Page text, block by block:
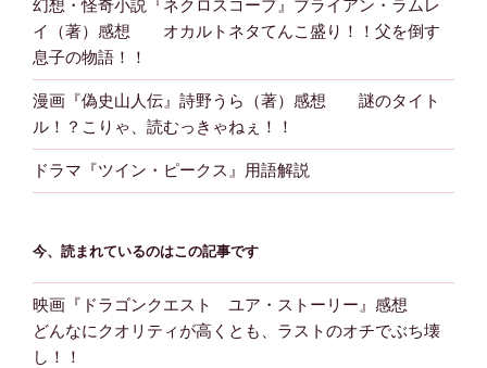
幻想・怪奇小説『ネクロスコープ』ブライアン・ラムレ
イ（著）感想 オカルトネタてんこ盛り！！父を倒す
息子の物語！！
漫画『偽史山人伝』詩野うら（著）感想 謎のタイト
ル！？こりゃ、読むっきゃねぇ！！
ドラマ『ツイン・ピークス』用語解説
今、読まれているのはこの記事です
映画『ドラゴンクエスト ユア・ストーリー』感想
どんなにクオリティが高くとも、ラストのオチでぶち壊
し！！